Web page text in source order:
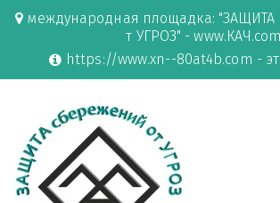
международная площадка: "ЗАЩИТА
т УГРОЗ" - www.КАЧ.com
https://www.xn--80at4b.com -